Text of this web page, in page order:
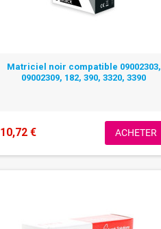
Matriciel noir compatible 09002303,
09002309, 182, 390, 3320, 3390
10,72 € ACHETER